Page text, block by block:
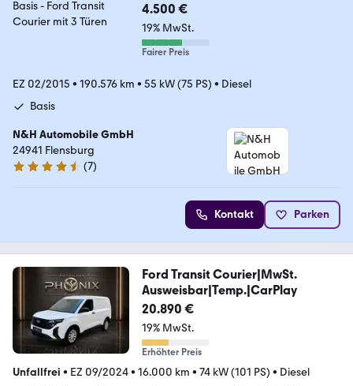
4.500 €
19% MwSt.
Fairer Preis
EZ 02/2015 • 190.576 km • 55 kW (75 PS) • Diesel
Basis
N&H Automobile GmbH
24941 Flensburg
4.6 Sterne
(7)
Kontakt Parken
Ford Transit Courier|MwSt.
Ausweisbar|Temp.|CarPlay
20.890 €
19% MwSt.
Erhöhter Preis
Unfallfrei • EZ 09/2024• 16.000 km • 74 kW (101 PS) • Diesel